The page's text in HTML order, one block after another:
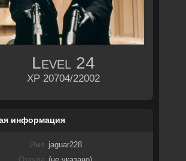
Level 24
XP 20704/22002
информация
Имя jaguar228